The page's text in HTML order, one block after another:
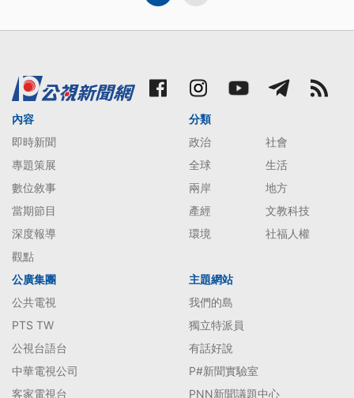
內容
即時新聞
專題策展
數位敘事
當期節目
深度報導
觀點
分類
政治
社會
全球
生活
兩岸
地方
產經
文教科技
環境
社福人權
公廣集團
公共電視
PTS TW
公視台語台
中華電視公司
客家電視台
主題網站
我們的島
獨立特派員
有話好說
P#新聞實驗室
PNN新聞議題中心